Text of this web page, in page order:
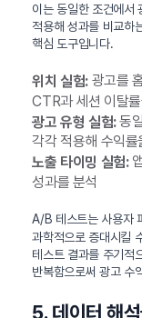
이는 동일한 조건에서
적용해 성과를 비교하
핵심 도구입니다.
위치 실험:광고를
CTR과 세션 이탈
광고 유형 실험:동
각각 적용해 수익률
노출 타이밍 실험:
성과를 분석
A/B 테스트는 사용자
과학적으로 증대시킬
테스트 결과를 주기적
반복함으로써 광고 수
5. 데이터 해